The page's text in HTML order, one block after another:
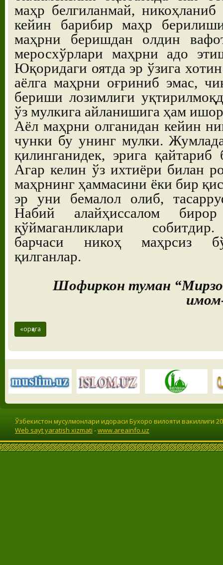
маҳр белгиланмай, никоҳланиб
кейин барибир маҳр
маҳрни беришдан олдин
меросхўрлари маҳрни адо
Юқоридаги оятда эр ўзига
аёлга маҳрни оғриниб эмас,
бериши лозимлиги
ўз мулкига айланишига ҳам
Аёл маҳрни олганидан кейин
чунки бу унинг мулки.
қилинганидек, эрига
Агар келин ўз ихтиёри билан
маҳрнинг ҳаммасини ёки бир
эр уни бемалол олиб,
Набий алайҳиссалом
қўймаганликлари
барчаси никоҳ маҳрсиз
қилганлар.
Шофиркон туман
«орқага
Ўзбекистон мусулмонлари идораси Бухоро вилояти вакиллиги
Web sayt yaratish xizmati -www.areainfo.uz